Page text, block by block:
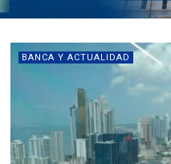
BANCA Y ACTUALIDAD